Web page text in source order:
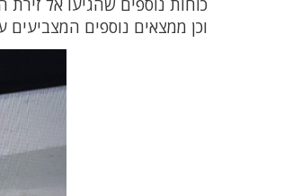
וכן ממצאים נוספים